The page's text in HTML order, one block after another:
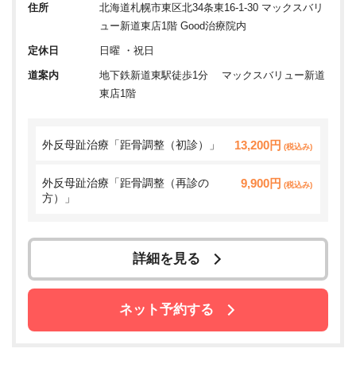
住所
北海道札幌市東区北34条東16-1-30 マックスバリ
ュー新道東店1階 Good治療院内
定休日 日曜 ・祝日
道案内
地下鉄新道東駅徒歩1分 マックスバリュー新道
東店1階
外反母趾治療「距骨調整（初診）」 13,200円 (税込み)
外反母趾治療「距骨調整（再診の
方）」
9,900円 (税込み)
詳細を見る
ネット予約する